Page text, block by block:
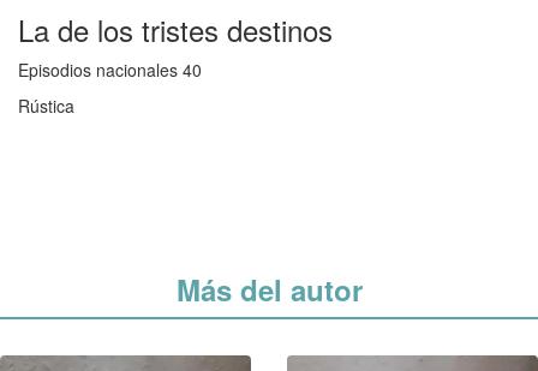
La de los tristes destinos
Episodios nacionales 40
Rústica
Más del autor